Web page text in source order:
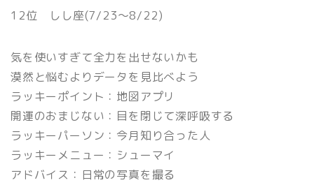
12位 しし座(7/23〜8/22)
気を使いすぎて全力を出せないかも
漠然と悩むよりデータを見比べよう
ラッキーポイント：地図アプリ
開運のおまじない：目を閉じて深呼吸する
ラッキーパーソン：今月知り合った人
ラッキーメニュー：シューマイ
アドバイス：日常の写真を撮る